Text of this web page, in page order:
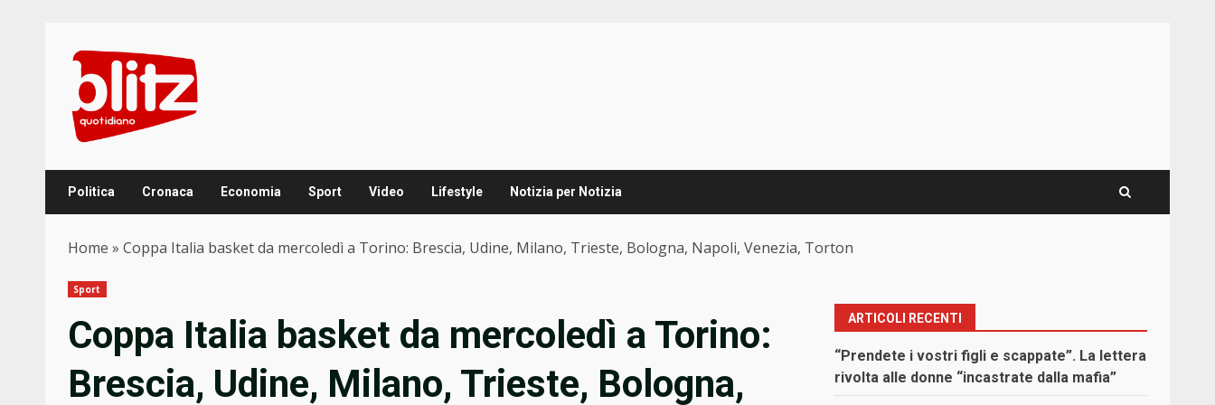
content
Politica Cronaca Economia Sport Video Lifestyle Notizia per Notizia
Home » Coppa Italia basket da mercoledì a Torino: Brescia, Udine, Milano, Trieste, Bologna, Napoli, Venezia, Torton
Sport
Coppa Italia basket da mercoledì a Torino:
Brescia, Udine, Milano, Trieste, Bologna,
ARTICOLI RECENTI
“Prendete i vostri figli e scappate”. La lettera
rivolta alle donne “incastrate dalla mafia”